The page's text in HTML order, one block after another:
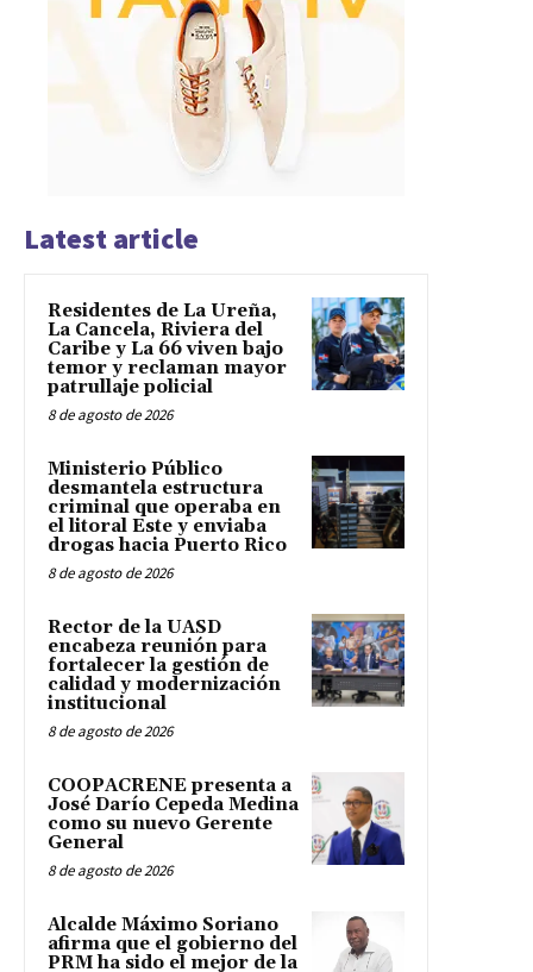
Latest article
Residentes de La Ureña,
La Cancela, Riviera del
Caribe y La 66 viven bajo
temor y reclaman mayor
patrullaje policial
8 de agosto de 2026
Ministerio Público
desmantela estructura
criminal que operaba en
el litoral Este y enviaba
drogas hacia Puerto Rico
8 de agosto de 2026
Rector de la UASD
encabeza reunión para
fortalecer la gestión de
calidad y modernización
institucional
8 de agosto de 2026
COOPACRENE presenta a
José Darío Cepeda Medina
como su nuevo Gerente
General
8 de agosto de 2026
Alcalde Máximo Soriano
afirma que el gobierno del
PRM ha sido el mejor de la